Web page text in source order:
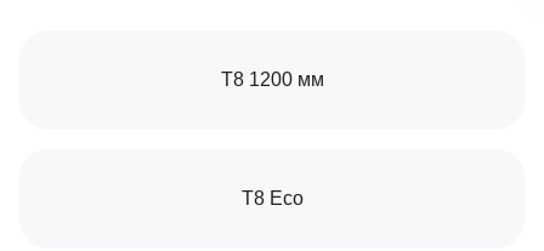
Т8 1200 мм
T8 Eco